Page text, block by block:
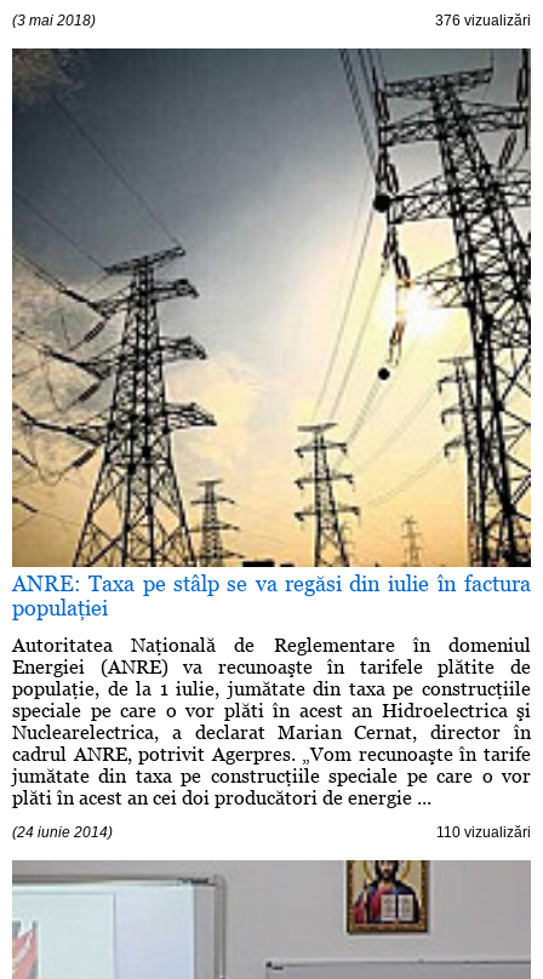
(3 mai 2018) 376 vizualizări
ANRE: Taxa pe stâlp se va regăsi din iulie în factura
populaţiei
Autoritatea Naţională de Reglementare în domeniul
Energiei (ANRE) va recunoaşte în tarifele plătite de
populaţie, de la 1 iulie, jumătate din taxa pe construcţiile
speciale pe care o vor plăti în acest an Hidroelectrica şi
Nuclearelectrica, a declarat Marian Cernat, director în
cadrul ANRE, potrivit Agerpres. „Vom recunoaşte în tarife
jumătate din taxa pe construcţiile speciale pe care o vor
plăti în acest an cei doi producători de energie ...
(24 iunie 2014) 110 vizualizări